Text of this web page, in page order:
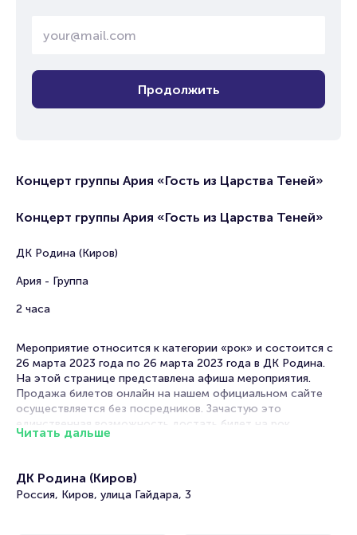
Продолжить
Концерт группы Ария «Гость из Царства Теней»
Концерт группы Ария «Гость из Царства Теней»
ДК Родина (Киров)
Ария - Группа
2 часа
Мероприятие относится к категории «рок» и состоится с
26 марта 2023 года по 26 марта 2023 года в ДК Родина.
На этой странице представлена афиша мероприятия.
Продажа билетов онлайн на нашем официальном сайте
осуществляется без посредников. Зачастую это
единственная возможность достать билет на рок.
партиями, выраженным звучанием ударных и вокалом рок-
певцов.
Читать дальше
ДК Родина (Киров)
Россия, Киров, улица Гайдара, 3